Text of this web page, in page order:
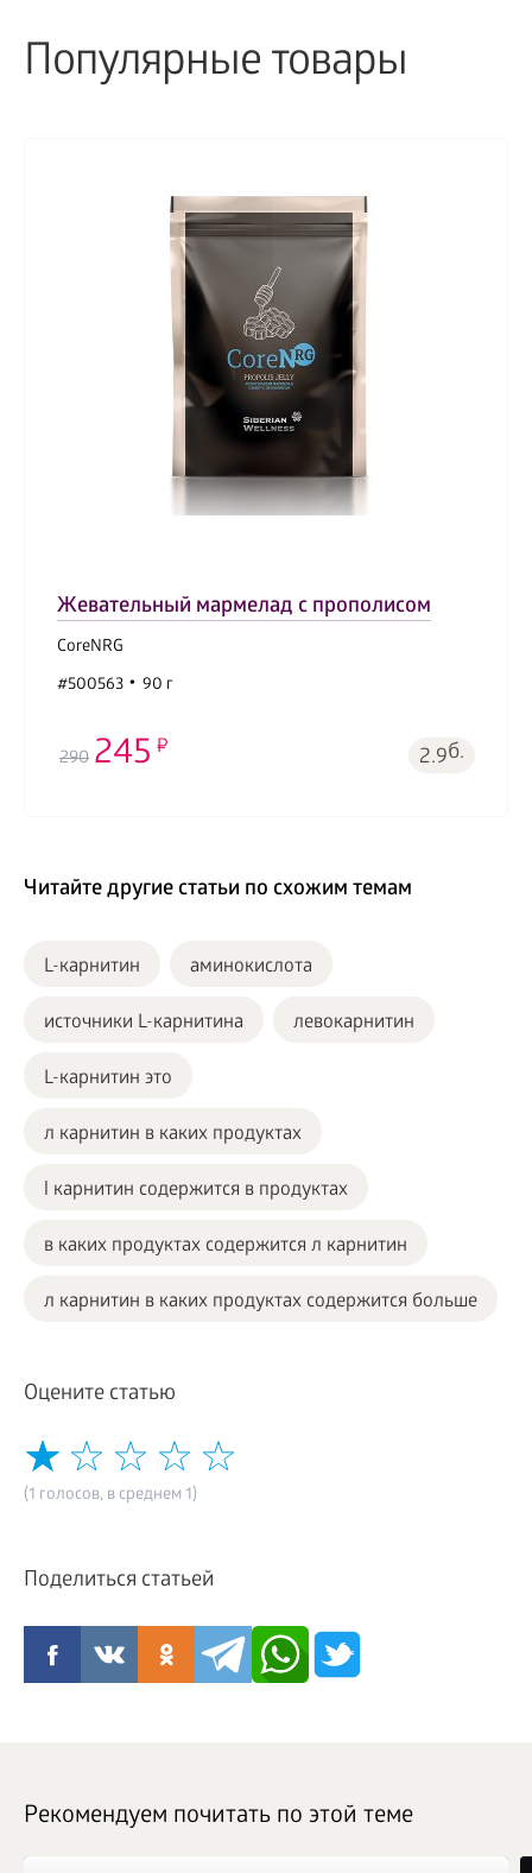
Популярные товары
Жевательный мармелад с прополисом
CoreNRG
#500563
90 г
290 245 2.9б.
Читайте другие статьи по схожим темам
L-карнитин аминокислота
источники L-карнитина левокарнитин
L-карнитин это
л карнитин в каких продуктах
l карнитин содержится в продуктах
в каких продуктах содержится л карнитин
л карнитин в каких продуктах содержится больше
Оцените статью
(1 голосов, в среднем 1)
Поделиться статьей
Рекомендуем почитать по этой теме